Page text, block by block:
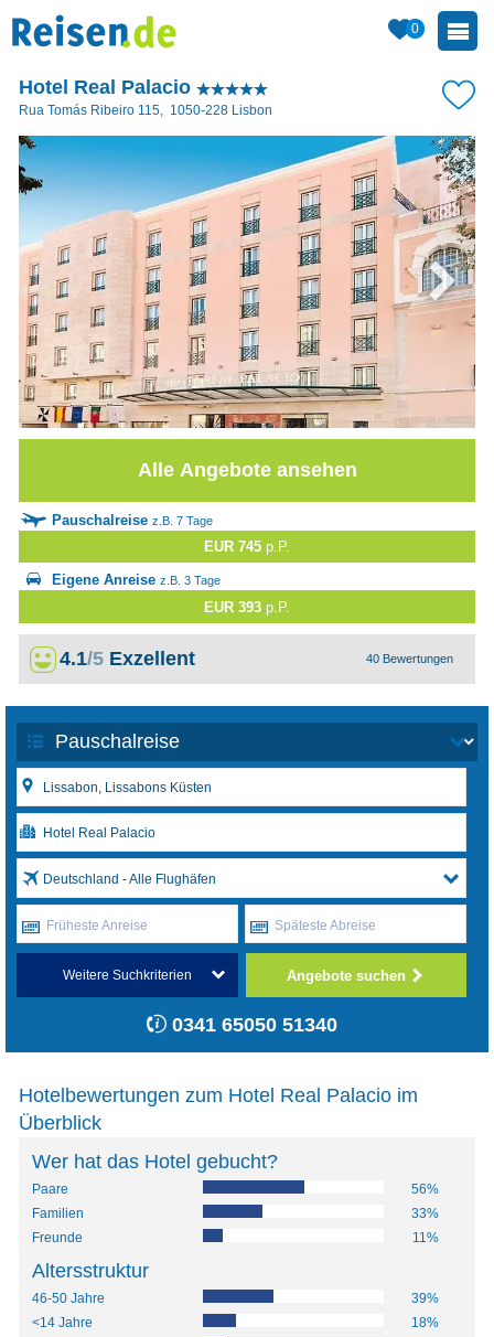
0
Hotel Real Palacio
Rua Tomás Ribeiro 115, 1050-228 Lisbon
Alle Angebote ansehen
Pauschalreise z.B. 7 Tage
EUR 745 p.P.
Eigene Anreise z.B. 3 Tage
EUR 393 p.P.
4.1/5 Exzellent 40 Bewertungen
Deutschland - Alle Flughäfen
Früheste Anreise Späteste Abreise
Weitere Suchkriterien Angebote suchen
0341 65050 51340
Hotelbewertungen zum Hotel Real Palacio im
Überblick
Wer hat das Hotel gebucht?
Paare
56%
Familien
33%
Freunde
11%
Altersstruktur
46-50 Jahre
39%
<14 Jahre
18%